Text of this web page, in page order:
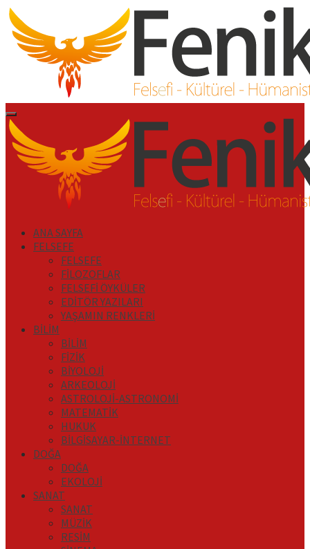
İçeriği
Geç
Primary
Menu
ANA SAYFA
FELSEFE
FELSEFE
FİLOZOFLAR
FELSEFİ ÖYKÜLER
EDİTÖR YAZILARI
YAŞAMIN RENKLERİ
BİLİM
BİLİM
FİZİK
BİYOLOJİ
ARKEOLOJİ
ASTROLOJİ-ASTRONOMİ
MATEMATİK
HUKUK
BİLGİSAYAR-İNTERNET
DOĞA
DOĞA
EKOLOJİ
SANAT
SANAT
MÜZİK
RESİM